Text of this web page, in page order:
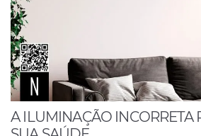
A ILUMINAÇÃO INCORRETA